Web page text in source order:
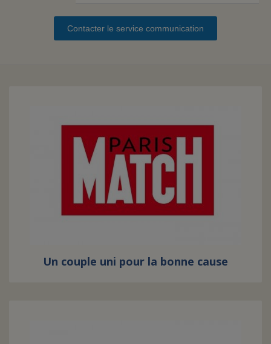
FAIRE UN DON
JE DEVIENS
UN PETIT PRINCE
Contacter le service communication
Un couple uni pour la bonne cause